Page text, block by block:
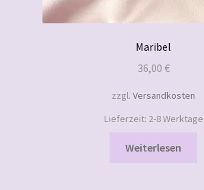
Maribel
36,00 €
zzgl. Versandkosten
Lieferzeit: 2-8 Werktage
Weiterlesen